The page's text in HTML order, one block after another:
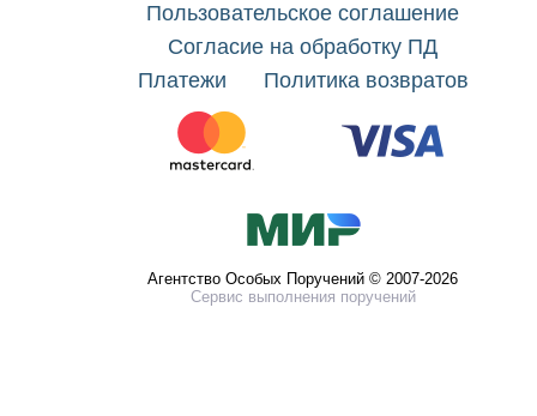
Пользовательское соглашение
Согласие на обработку ПД
Платежи
Политика возвратов
Агентство Особых Поручений © 2007-2026
Сервис выполнения поручений